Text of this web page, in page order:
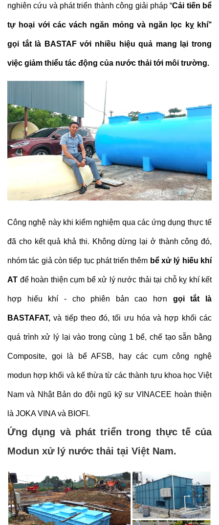
nghiên cứu và phát triển thành công giải pháp “Cải tiến bể
tự hoại với các vách ngăn mỏng và ngăn lọc kỵ khí’’
gọi tắt là BASTAF với nhiều hiệu quả mang lại trong
việc giảm thiểu tác động của nước thải tới môi trường.
Công nghệ này khi kiểm nghiệm qua các ứng dụng thực tế
đã cho kết quả khả thi. Không dừng lại ở thành công đó,
nhóm tác giả còn tiếp tục phát triển thêm bể xử lý hiếu khí
AT để hoàn thiện cụm bể xử lý nước thải tại chỗ kỵ khí kết
hợp hiếu khí - cho phiên bản cao hơn gọi tắt là
BASTAFAT, và tiếp theo đó, tối ưu hóa và hợp khối các
quá trình xử lý lại vào trong cùng 1 bể, chế tạo sẵn bằng
Composite, gọi là bể AFSB, hay các cụm công nghệ
modun hợp khối và kế thừa từ các thành tựu khoa học Việt
Nam và Nhật Bản do đội ngũ kỹ sư VINACEE hoàn thiện
là JOKA VINA và BIOFI.
Ứng dụng và phát triển trong thực tế của
Modun xử lý nước thải tại Việt Nam.